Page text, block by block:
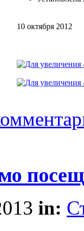
10 октября 2012
in: